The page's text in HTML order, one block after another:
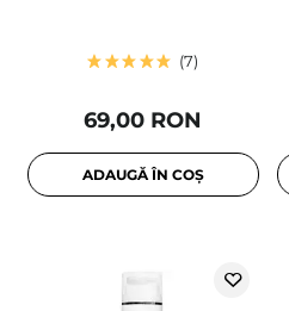
7
69,00 RON
ADAUGĂ ÎN COȘ